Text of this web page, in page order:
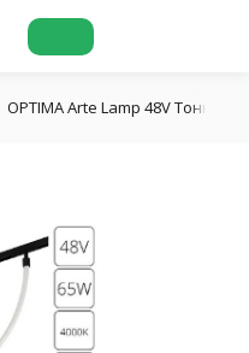
OPTIMA Arte Lamp 48V Тонкая